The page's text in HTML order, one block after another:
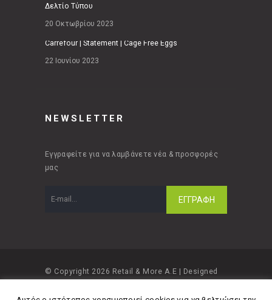
Δελτίο Τύπου
20 Οκτωβρίου 2023
Carrefour | Statement | Cage Free Eggs
22 Ιουνίου 2023
NEWSLETTER
Εγγραφείτε για να λαμβάνετε νέα & προσφορές
μας
© Copyright 2026 Retail & More A.E | Designed